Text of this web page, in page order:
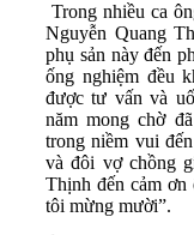
Trong nhiều ca
Nguyễn Quang
phụ sản này đến
ống nghiệm đều
được tư vấn và
năm mong chờ
trong niềm vui
và đôi vợ chồng
Thịnh đến cảm
tôi mừng mười”.